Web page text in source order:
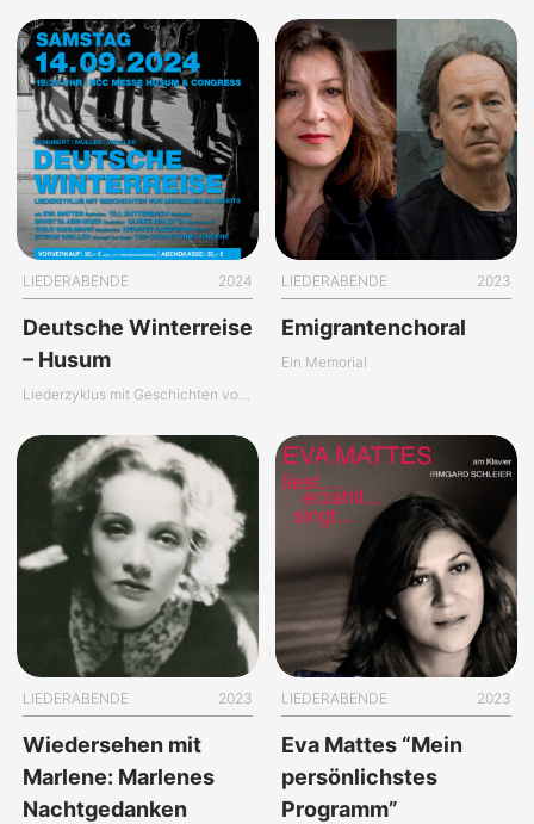
LIEDERABENDE 2024
Deutsche Winterreise
– Husum
Liederzyklus mit Geschichten von Menschen im Abseits
LIEDERABENDE 2023
Emigrantenchoral
Ein Memorial
LIEDERABENDE 2023
Wiedersehen mit
Marlene: Marlenes
Nachtgedanken
LIEDERABENDE 2023
Eva Mattes “Mein
persönlichstes
Programm”